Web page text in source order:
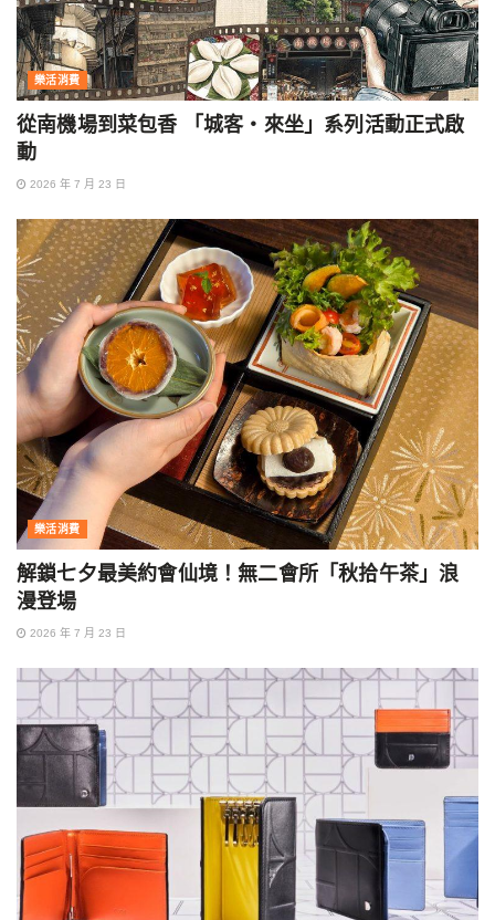
樂活消費
從南機場到菜包香 「城客・來坐」系列活動正式啟
動
2026 年 7 月 23 日
樂活消費
解鎖七夕最美約會仙境！無二會所「秋拾午茶」浪
漫登場
2026 年 7 月 23 日